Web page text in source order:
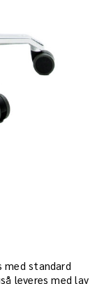
med standard
leveres med lav